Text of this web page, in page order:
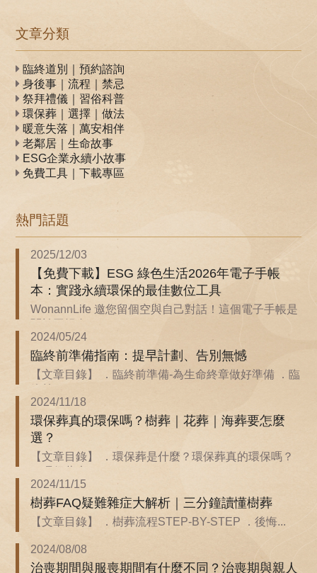
文章分類
臨終道別｜預約諮詢
身後事｜流程｜禁忌
祭拜禮儀｜習俗科普
環保葬｜選擇｜做法
暖意失落｜萬安相伴
老鄰居｜生命故事
ESG企業永續小故事
免費工具｜下載專區
熱門話題
2025/12/03
【免費下載】ESG 綠色生活2026年電子手帳
本：實踐永續環保的最佳數位工具
WonannLife 邀您留個空與自己對話！這個電子手帳是
2024/05/24
臨終前準備指南：提早計劃、告別無憾
【文章目錄】 ．臨終前準備-為生命終章做好準備 ．臨
2024/11/18
環保葬真的環保嗎？樹葬｜花葬｜海葬要怎麼
選？
【文章目錄】 ．環保葬是什麼？環保葬真的環保嗎？
2024/11/15
樹葬FAQ疑難雜症大解析｜三分鐘讀懂樹葬
【文章目錄】 ．樹葬流程STEP-BY-STEP ．後悔...
2024/08/08
治喪期間與服喪期間有什麼不同？治喪期與親人